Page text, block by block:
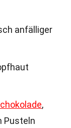
anfälliger
,
Pusteln